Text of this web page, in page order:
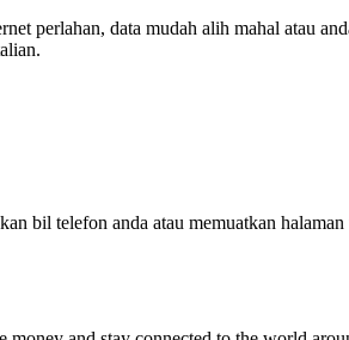
perlahan, data mudah alih mahal atau
bil telefon anda atau memuatkan